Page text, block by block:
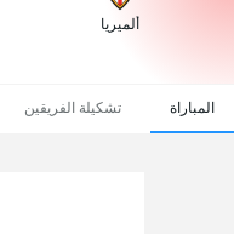
ألميريا
المباراة تشكيلة الفريقين